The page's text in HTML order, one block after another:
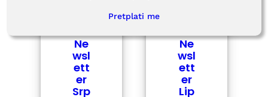
Ne
wsl
ett
er
Srp
Ne
wsl
ett
er
Lip
Pretplati me